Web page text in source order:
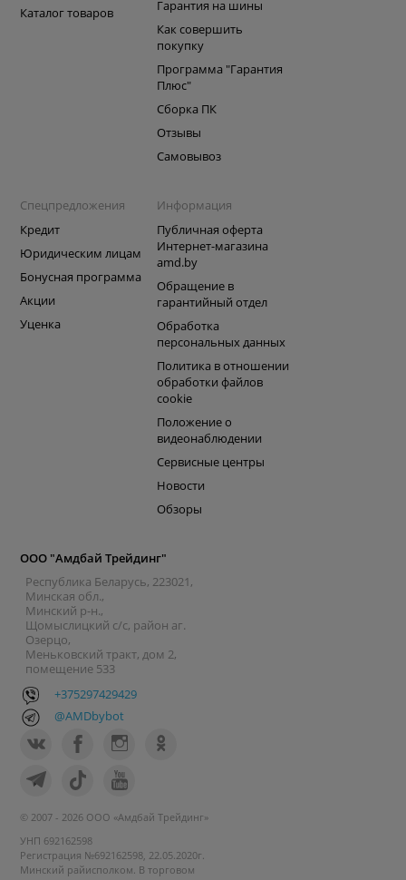
Каталог товаров
Гарантия на шины
Как совершить
покупку
Программа "Гарантия
Плюс"
Сборка ПК
Отзывы
Самовывоз
Спецпредложения
Кредит
Юридическим лицам
Бонусная программа
Акции
Уценка
Информация
Публичная оферта
Интернет-магазина
amd.by
Обращение в
гарантийный отдел
Обработка
персональных данных
Политика в отношении
обработки файлов
cookie
Положение о
видеонаблюдении
Сервисные центры
Новости
Обзоры
ООО "Амдбай Трейдинг"
Республика Беларусь, 223021,
Минская обл.,
Минский р-н.,
Щомыслицкий с/с, район аг.
Озерцо,
Меньковский тракт, дом 2,
помещение 533
+375297429429
@AMDbybot
© 2007 - 2026 ООО «Амдбай Трейдинг»
УНП 692162598
Регистрация №692162598, 22.05.2020г.
Минский райисполком. В торговом